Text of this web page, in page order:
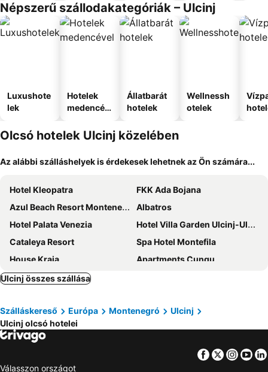
Népszerű szállodakategóriák – Ulcinj
Luxushote
lek
Hotelek
medencév
Állatbarát
hotelek
Wellnessh
otelek
Olcsó hotelek Ulcinj közelében
Az alábbi szálláshelyek is érdekesek lehetnek az Ön számára...
Hotel Kleopatra
FKK Ada Bojana
Azul Beach Resort Montenegro
Albatros
Hotel Palata Venezia
Hotel Villa Garden Ulcinj-Ulqin
Cataleya Resort
Spa Hotel Montefila
House Kraja
Apartments Cungu
Stara Čaršija Hotel & SPA
Continental Hotel
Perla Luxury
Kalamper & Spa
Accommodation Royal Azur
Hotel Platinum Lux
Hotel Petriti & Spa
Ulcinj összes szállása
Szálláskereső Európa Montenegró
Ulcinj
Ulcinj olcsó hotelei
Facebook
Twitter
Válasszon országot